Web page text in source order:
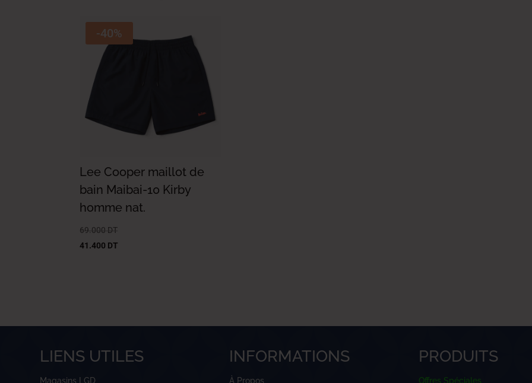
-40%
Lee Cooper maillot de
bain Maibai-10 Kirby
homme nat.
69.000 DT
41.400 DT
LIENS UTILES
Magasins LGD
INFORMATIONS
À Propos
PRODUITS
Offres Spéciales